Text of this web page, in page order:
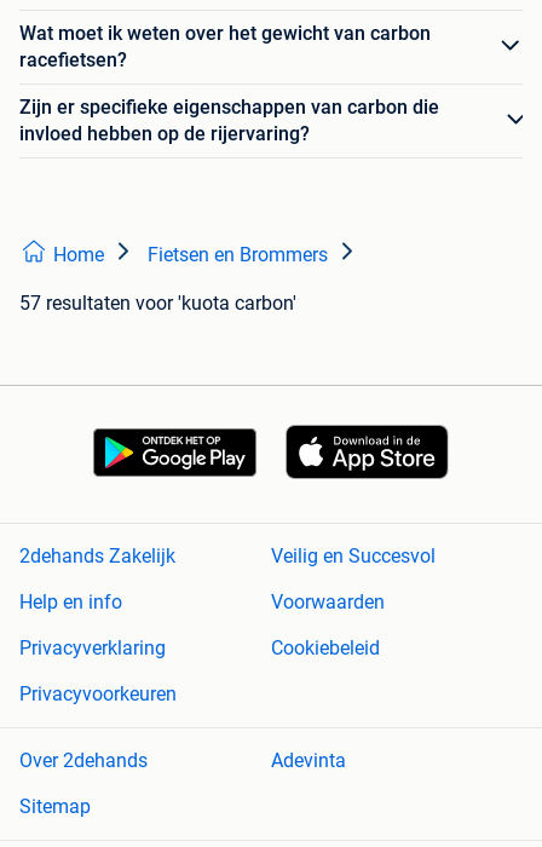
Wat moet ik weten over het gewicht van carbon
racefietsen?
Zijn er specifieke eigenschappen van carbon die
invloed hebben op de rijervaring?
Home Fietsen en Brommers
57 resultaten voor 'kuota carbon'
2dehands Zakelijk
Veilig en Succesvol
Help en info
Voorwaarden
Privacyverklaring
Cookiebeleid
Privacyvoorkeuren
Over 2dehands
Adevinta
Sitemap